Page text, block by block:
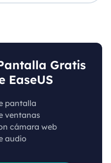
Gratis
EaseUS
pantalla
ventanas
cámara web
audio